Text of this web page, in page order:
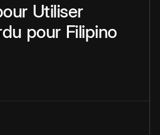
Utiliser
pour Filipino